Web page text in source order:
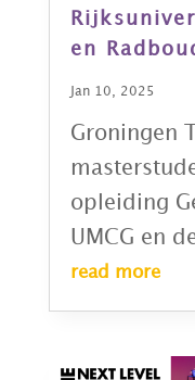
en
Jan 10, 2025
Groningen
opleiding
UMCG en
read more